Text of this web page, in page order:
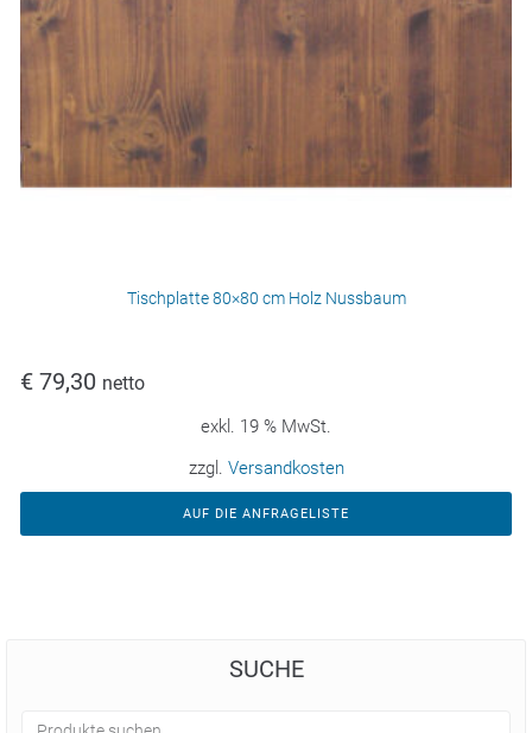
Tischplatte 80×80 cm Holz Nussbaum
€ 79,30 netto
exkl. 19 % MwSt.
zzgl. Versandkosten
AUF DIE ANFRAGELISTE
SUCHE